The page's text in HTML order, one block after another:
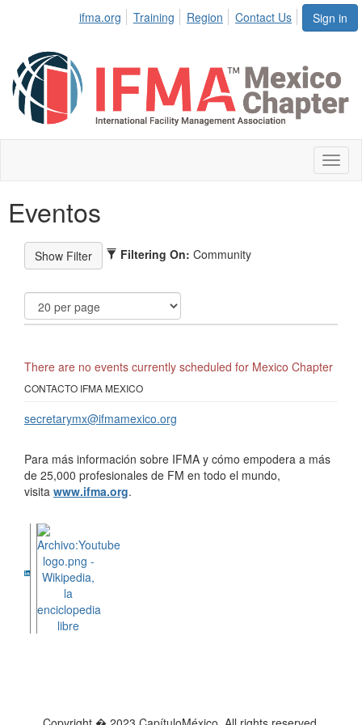
Sign in
ifma.org Training Region Contact Us
Eventos
Filtering On: Community
There are no events currently scheduled for Mexico Chapter
CONTACTO IFMA MEXICO
secretarymx@ifmamexico.org
Para más información sobre IFMA y cómo empodera a más
de 25,000 profesionales de FM en todo el mundo,
visita www.ifma.org.